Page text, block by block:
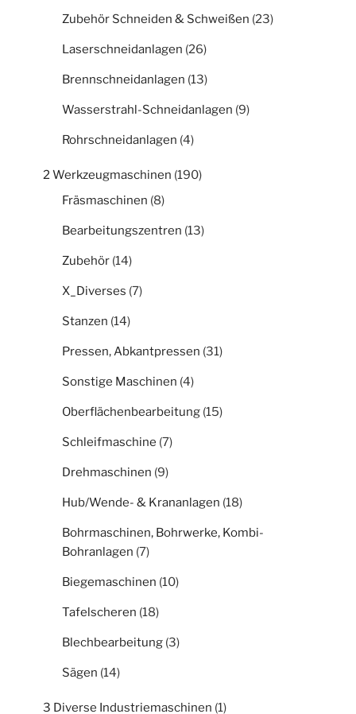
Zubehör Schneiden & Schweißen (23)
Laserschneidanlagen (26)
Brennschneidanlagen (13)
Wasserstrahl-Schneidanlagen (9)
Rohrschneidanlagen (4)
2 Werkzeugmaschinen (190)
Fräsmaschinen (8)
Bearbeitungszentren (13)
Zubehör (14)
X_Diverses (7)
Stanzen (14)
Pressen, Abkantpressen (31)
Sonstige Maschinen (4)
Oberflächenbearbeitung (15)
Schleifmaschine (7)
Drehmaschinen (9)
Hub/Wende- & Krananlagen (18)
Bohrmaschinen, Bohrwerke, Kombi-
Bohranlagen (7)
Biegemaschinen (10)
Tafelscheren (18)
Blechbearbeitung (3)
Sägen (14)
3 Diverse Industriemaschinen (1)